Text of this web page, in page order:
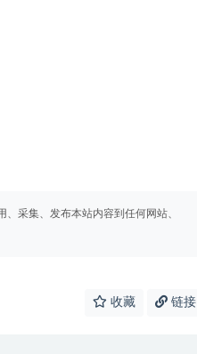
采集、发布本站内容到任何网站、
收藏 链接